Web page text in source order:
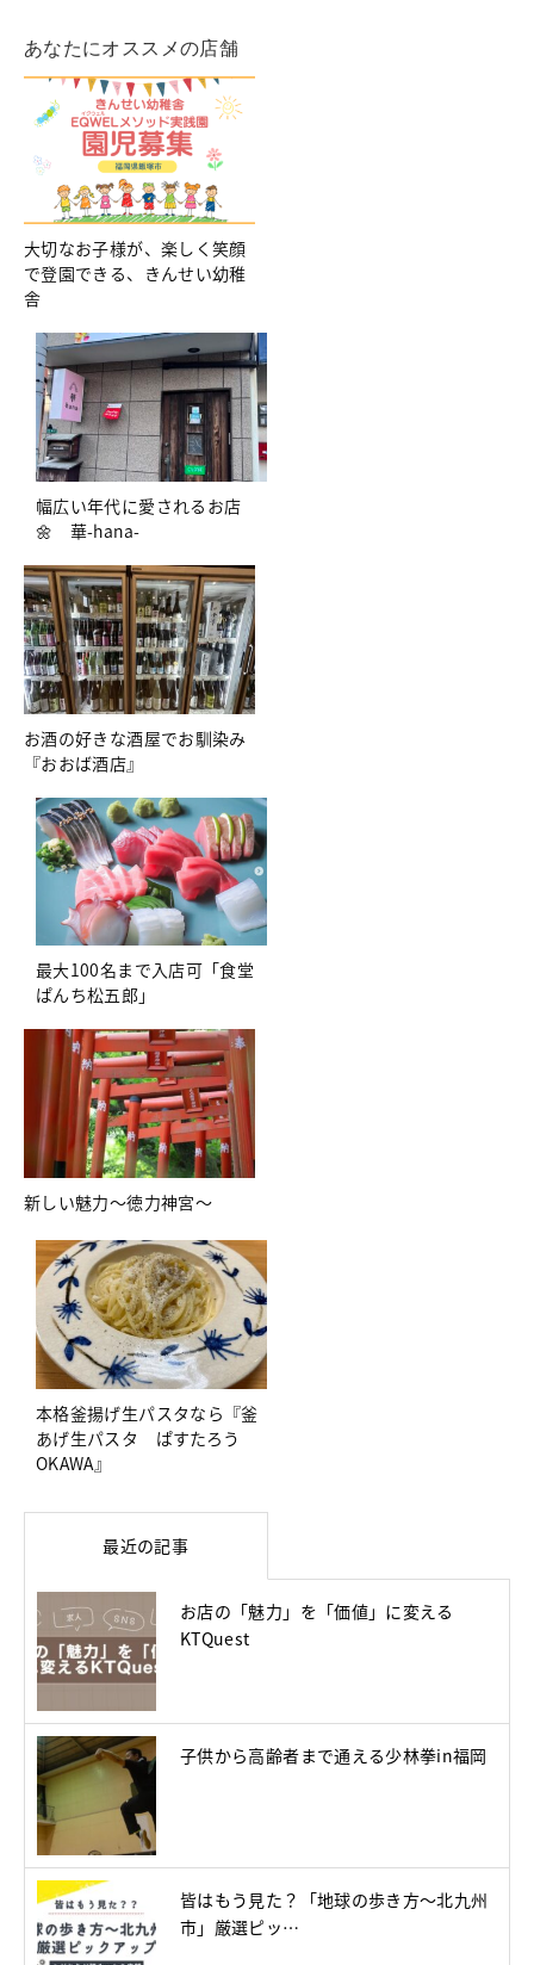
あなたにオススメの店舗
大切なお子様が、楽しく笑顔
で登園できる、きんせい幼稚
舎
幅広い年代に愛されるお店
🌼 華-hana-
お酒の好きな酒屋でお馴染み
『おおば酒店』
最大100名まで入店可「食堂
ぱんち松五郎」
新しい魅力～徳力神宮～
本格釜揚げ生パスタなら『釜
あげ生パスタ ぱすたろう
OKAWA』
最近の記事
お店の「魅力」を「価値」に変える
KTQuest
子供から高齢者まで通える少林拳in福岡
皆はもう見た？「地球の歩き方～北九州
市」厳選ピッ…